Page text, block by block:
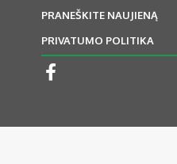
PRANEŠKITE NAUJIENĄ
PRIVATUMO POLITIKA